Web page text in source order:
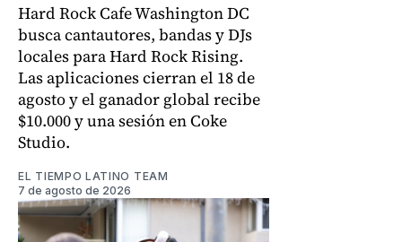
Hard Rock Cafe Washington DC
busca cantautores, bandas y DJs
locales para Hard Rock Rising.
Las aplicaciones cierran el 18 de
agosto y el ganador global recibe
$10.000 y una sesión en Coke
Studio.
EL TIEMPO LATINO TEAM
7 de agosto de 2026